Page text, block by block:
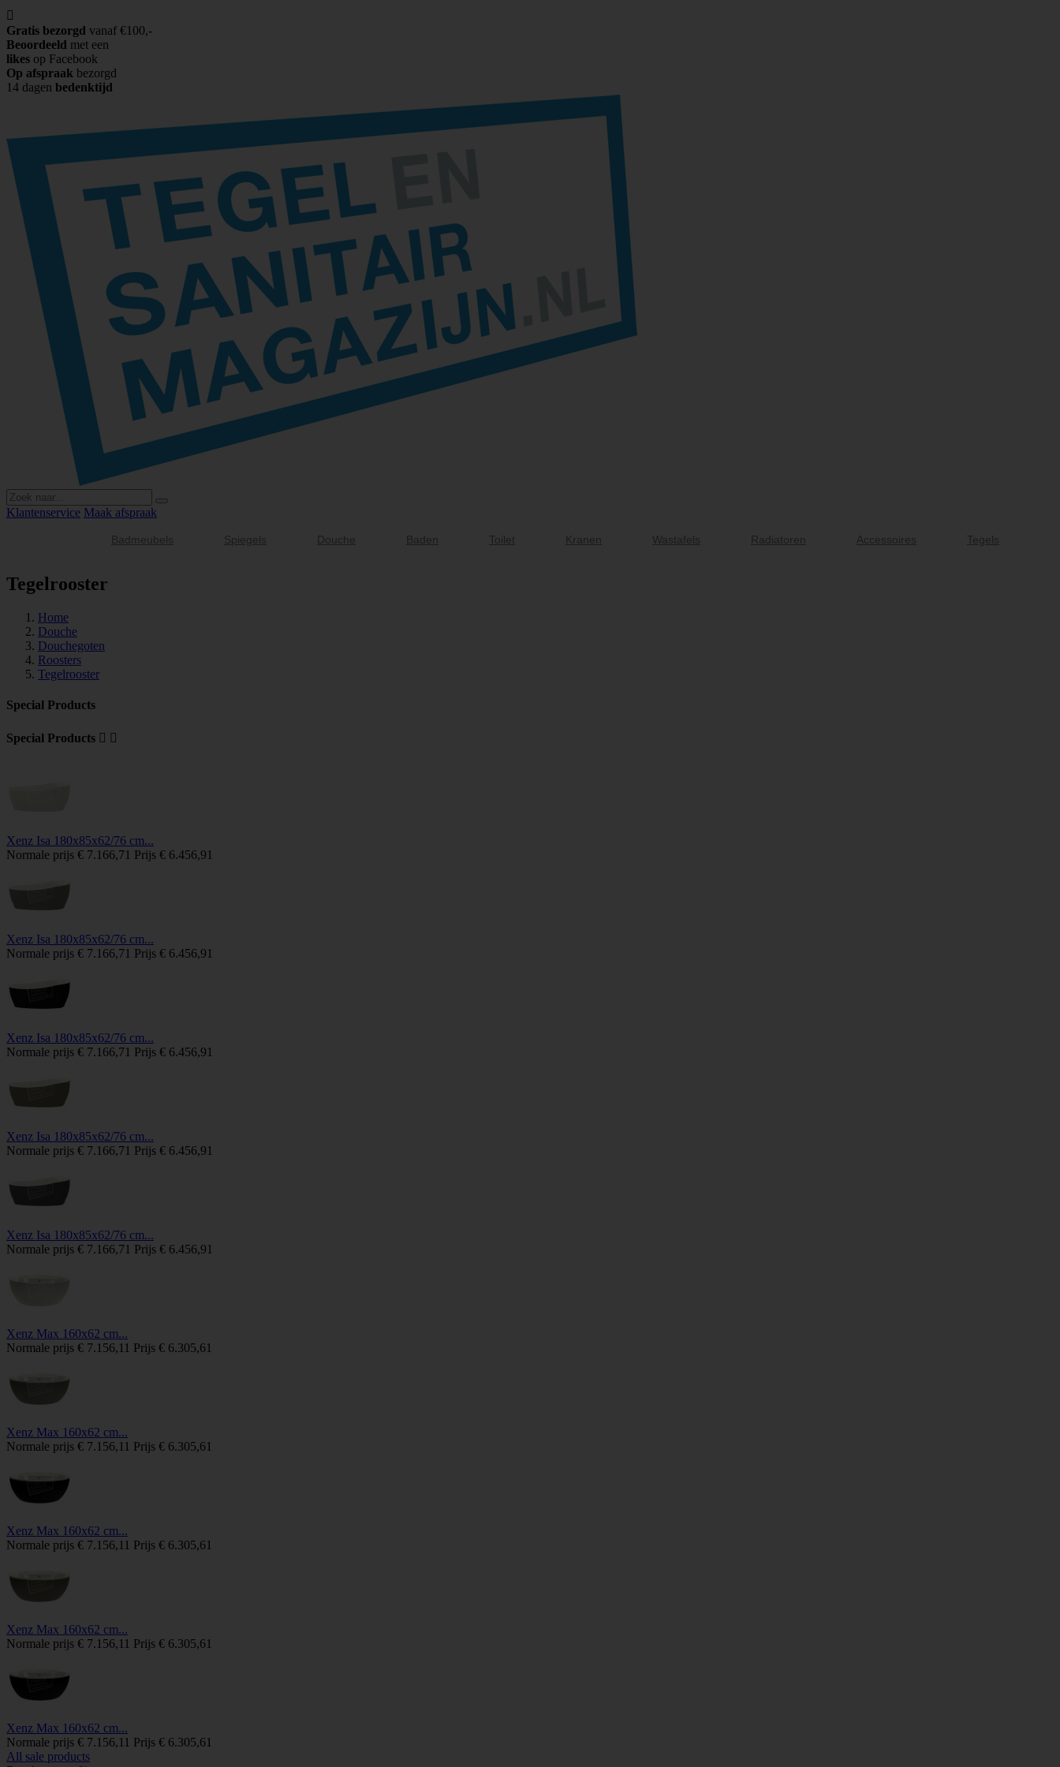

Gratis bezorgd vanaf €100,-
Beoordeeld met een
likes op Facebook
Op afspraak bezorgd
14 dagen bedenktijd
Klantenservice Maak afspraak
Badmeubels Spiegels Douche Baden Toilet Kranen Wastafels Radiatoren Accessoires Tegels
Tegelrooster
Home
Douche
Douchegoten
Roosters
Tegelrooster
Special Products
Special Products  
Xenz Isa 180x85x62/76 cm...
Normale prijs € 7.166,71 Prijs € 6.456,91
Xenz Isa 180x85x62/76 cm...
Normale prijs € 7.166,71 Prijs € 6.456,91
Xenz Isa 180x85x62/76 cm...
Normale prijs € 7.166,71 Prijs € 6.456,91
Xenz Isa 180x85x62/76 cm...
Normale prijs € 7.166,71 Prijs € 6.456,91
Xenz Isa 180x85x62/76 cm...
Normale prijs € 7.166,71 Prijs € 6.456,91
Xenz Max 160x62 cm...
Normale prijs € 7.156,11 Prijs € 6.305,61
Xenz Max 160x62 cm...
Normale prijs € 7.156,11 Prijs € 6.305,61
Xenz Max 160x62 cm...
Normale prijs € 7.156,11 Prijs € 6.305,61
Xenz Max 160x62 cm...
Normale prijs € 7.156,11 Prijs € 6.305,61
Xenz Max 160x62 cm...
Normale prijs € 7.156,11 Prijs € 6.305,61
All sale products